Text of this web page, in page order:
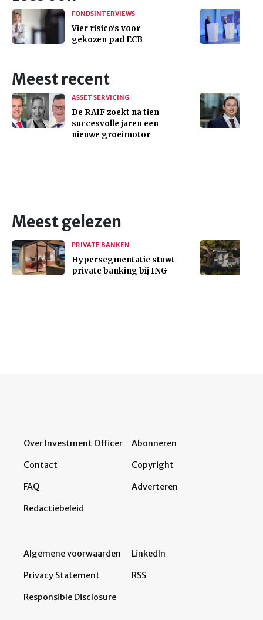
FONDSINTERVIEWS
Vier risico's voor
gekozen pad ECB
Meest recent
ASSET SERVICING
De RAIF zoekt na tien
succesvolle jaren een
nieuwe groeimotor
Meest gelezen
PRIVATE BANKEN
Hypersegmentatie stuwt
private banking bij ING
Over Investment Officer
Contact
FAQ
Redactiebeleid
Abonneren
Copyright
Adverteren
Algemene voorwaarden
Privacy Statement
Responsible Disclosure
LinkedIn
RSS